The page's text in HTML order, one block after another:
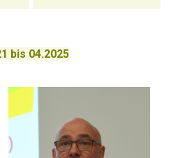
bis 04.2025